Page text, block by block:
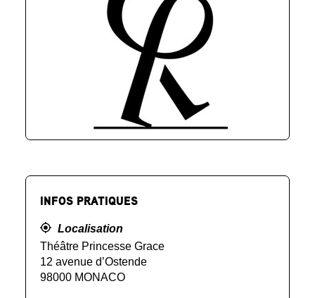
INFOS PRATIQUES
Localisation
Théâtre Princesse Grace
12 avenue d’Ostende
98000 MONACO